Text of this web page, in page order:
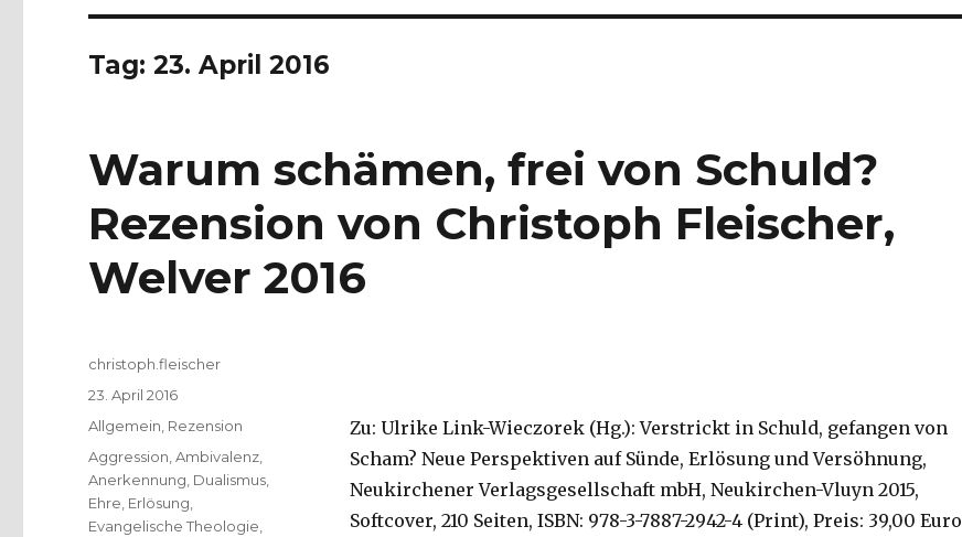
Tag:23. April 2016
Warum schämen, frei von Schuld?
Rezension von Christoph Fleischer,
Welver 2016
Zu: Ulrike Link-Wieczorek (Hg.): Verstrickt in Schuld, gefangen von
Scham? Neue Perspektiven auf Sünde, Erlösung und Versöhnung,
Neukirchener Verlagsgesellschaft mbH, Neukirchen-Vluyn 2015,
Softcover, 210 Seiten, ISBN: 978-3-7887-2942-4 (Print), Preis: 39,00 Euro
Autor
christoph.fleischer
Veröffentlicht
am
23. April 2016
Kategorien
Allgemein Rezension
Schlagwörter
Aggression ,Ambivalenz
Anerkennung Dualismus
Ehre Erlösung
Evangelische Theologie